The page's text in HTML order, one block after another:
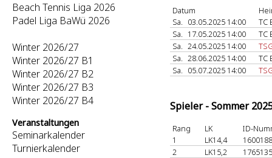
Beach Tennis Liga 2026
Padel Liga BaWü 2026
Winter 2026/27
Winter 2026/27 B1
Winter 2026/27 B2
Winter 2026/27 B3
Winter 2026/27 B4
Veranstaltungen
Seminarkalender
Turnierkalender
Datum
Sa. 03.05.2025 14:00
TC
Sa. 17.05.2025 14:00
TC
Sa. 24.05.2025 14:00
Sa. 28.06.2025 14:00
TC
Sa. 05.07.2025 14:00
Spieler - Sommer
Rang LK
ID-
1
LK14,4
2
LK15,2